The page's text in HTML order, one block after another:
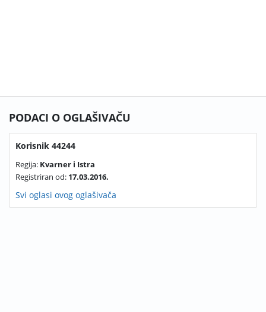
PODACI O OGLAŠIVAČU
Korisnik 44244
Regija: Kvarner i Istra
Registriran od: 17.03.2016.
Svi oglasi ovog oglašivača